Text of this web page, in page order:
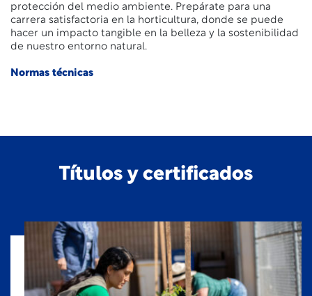
protección del medio ambiente. Prepárate para una
carrera satisfactoria en la horticultura, donde se puede
hacer un impacto tangible en la belleza y la sostenibilidad
de nuestro entorno natural.
Normas técnicas
Títulos y certificados